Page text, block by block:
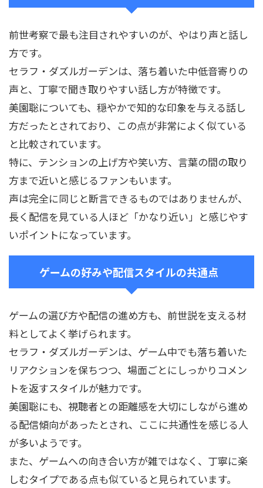
前世考察で最も注目されやすいのが、やはり声と話し
方です。
セラフ・ダズルガーデンは、落ち着いた中低音寄りの
声と、丁寧で聞き取りやすい話し方が特徴です。
美園聡についても、穏やかで知的な印象を与える話し
方だったとされており、この点が非常によく似ている
と比較されています。
特に、テンションの上げ方や笑い方、言葉の間の取り
方まで近いと感じるファンもいます。
声は完全に同じと断言できるものではありませんが、
長く配信を見ている人ほど「かなり近い」と感じやす
いポイントになっています。
ゲームの好みや配信スタイルの共通点
ゲームの選び方や配信の進め方も、前世説を支える材
料としてよく挙げられます。
セラフ・ダズルガーデンは、ゲーム中でも落ち着いた
リアクションを保ちつつ、場面ごとにしっかりコメン
トを返すスタイルが魅力です。
美園聡にも、視聴者との距離感を大切にしながら進め
る配信傾向があったとされ、ここに共通性を感じる人
が多いようです。
また、ゲームへの向き合い方が雑ではなく、丁寧に楽
しむタイプである点も似ていると見られています。